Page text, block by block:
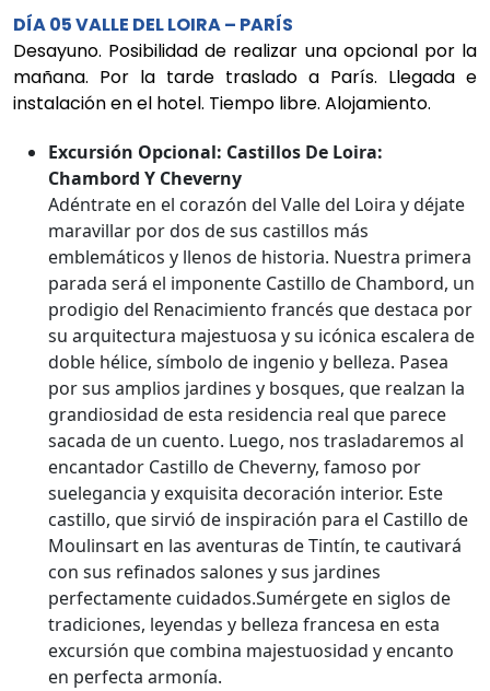
DÍA 05 VALLE DEL LOIRA – PARÍS
Desayuno. Posibilidad de realizar una opcional por la
mañana. Por la tarde traslado a París. Llegada e
instalación en el hotel. Tiempo libre. Alojamiento.
Excursión Opcional: Castillos De Loira:
Chambord Y Cheverny
Adéntrate en el corazón del Valle del Loira y déjate
maravillar por dos de sus castillos más
emblemáticos y llenos de historia. Nuestra primera
parada será el imponente Castillo de Chambord, un
prodigio del Renacimiento francés que destaca por
su arquitectura majestuosa y su icónica escalera de
doble hélice, símbolo de ingenio y belleza. Pasea
por sus amplios jardines y bosques, que realzan la
grandiosidad de esta residencia real que parece
sacada de un cuento. Luego, nos trasladaremos al
encantador Castillo de Cheverny, famoso por
suelegancia y exquisita decoración interior. Este
castillo, que sirvió de inspiración para el Castillo de
Moulinsart en las aventuras de Tintín, te cautivará
con sus refinados salones y sus jardines
perfectamente cuidados.Sumérgete en siglos de
tradiciones, leyendas y belleza francesa en esta
excursión que combina majestuosidad y encanto
en perfecta armonía.